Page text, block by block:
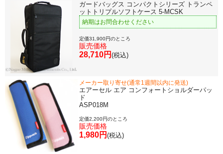
ガードバッグス コンパクトシリーズ トランペ
ットトリプルソフトケース 5-MCSK
納期はお問合わせください
定価31,900円のところ
販売価格
28,710円 (税込)
メーカー取り寄せ(通常1週間以内に発送)
エアーセル エア コンフォートショルダーパッ
ド
ASP018M
定価2,200円のところ
販売価格
1,980円 (税込)
価格・ランキングで探す
初級・中級・上級で探す
永江楽器人気コンテンツ
新商品・新規取り扱い商品